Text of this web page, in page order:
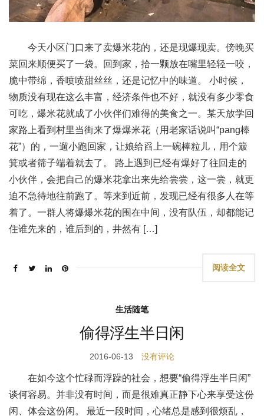
今天小区门口来了卖爆米花的，还是现爆现卖。傍晚买
菜回来顺便买了一袋。回到家，拾一颗放在嘴里轻轻一咬，
脆中带绵，香喷喷甜丝丝，还是记忆中的味道。 小时候，
物质没有现在这么丰富，经济条件也不好，就没有多少零食
可吃，爆米花就成了小伙伴们难得的美食之一。某天放学回
家路上看到村里当街来了爆爆米花（用老家话说叫“pang棒
花”）的，一遛小跑回家，让娘给舀上一碗棒粒儿，用个簸
箕或者筛子端着就去了。 路上遇到已经有爆好了往回走的
小伙伴，会把自己的爆米花拿出来先给尝尝，这一尝，就更
迫不急待地往前跑了。等来到近前，发现已经有很多人在等
着了。一群人将爆爆米花的围在中间，没有队伍，却都能记
住谁先来的，谁后到的，井然有 […]
阅读全文
生活随笔
偷得浮生半日闲
2016-06-13 没有评论
在如今这个忙碌而浮躁的社会，想要“偷得浮生半日闲”
谈何容易。并非没有时间，而是很难真正静下心来享受这份
闲、体会这份闲。 最近一段时间，心绪总是感到很烦乱，